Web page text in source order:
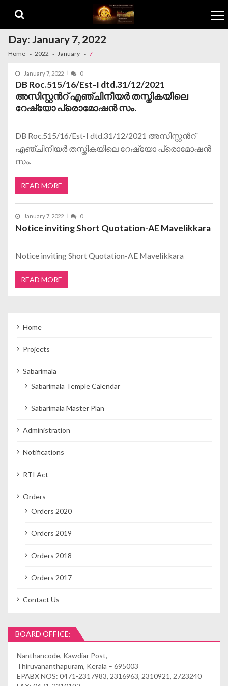
Day:January 7, 2022
Home 2022 January 7
January 7, 2022 0
DB Roc.515/16/Est-I dtd.31/12/2021
അസിസ്റ്റൻറ് എഞ്ചിനീയർ തസ്തികയിലെ
റേഷ്യോ പ്രൊമോഷൻ സം.
DB Roc.515/16/Est-I dtd.31/12/2021 അസിസ്റ്റൻറ്
എഞ്ചിനീയർ തസ്തികയിലെ റേഷ്യോ പ്രൊമോഷൻ
സം.
READ MORE
January 7, 2022 0
Notice inviting Short Quotation-AE Mavelikkara
Notice inviting Short Quotation-AE Mavelikkara
READ MORE
Home
Projects
Sabarimala
Sabarimala Temple Calendar
Sabarimala Master Plan
Administration
Notifications
RTI Act
Orders
Orders 2020
Orders 2019
Orders 2018
Orders 2017
Contact Us
BOARD OFFICE:
Nanthancode, Kawdiar Post,
Thiruvananthapuram, Kerala – 695003
EPABX NOS: 0471-2317983, 2316963, 2310921, 2723240